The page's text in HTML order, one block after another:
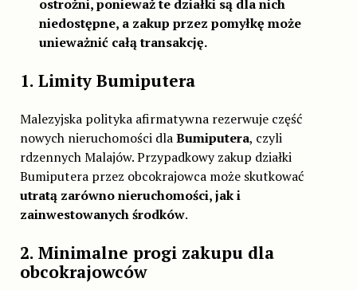
ostrożni, ponieważ te działki są dla nich
niedostępne, a zakup przez pomyłkę może
unieważnić całą transakcję.
1. Limity Bumiputera
Malezyjska polityka afirmatywna rezerwuje część
nowych nieruchomości dlaBumiputera, czyli
rdzennych Malajów. Przypadkowy zakup działki
Bumiputera przez obcokrajowca może skutkować
utratą zarówno nieruchomości, jak i
zainwestowanych środków.
2. Minimalne progi zakupu dla
obcokrajowców